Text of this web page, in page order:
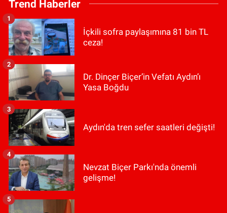
Trend Haberler
İçkili sofra paylaşımına 81 bin TL
ceza!
1
Dr. Dinçer Biçer’in Vefatı Aydın’ı
Yasa Boğdu
2
Aydın'da tren sefer saatleri değişti!
3
Nevzat Biçer Parkı'nda önemli
gelişme!
4
5